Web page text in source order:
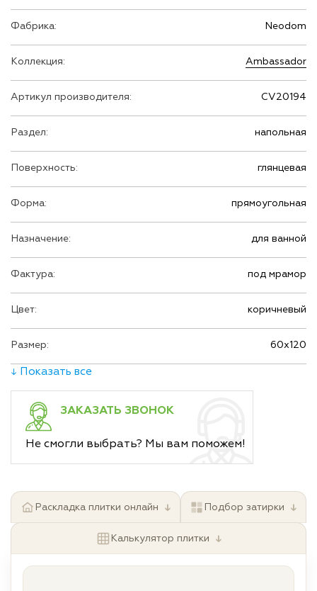
Фабрика: Neodom
Коллекция: Ambassador
Артикул производителя: CV20194
Раздел: напольная
Поверхность: глянцевая
Форма: прямоугольная
Назначение: для ванной
Фактура: под мрамор
Цвет: коричневый
Размер: 60х120
↓ Показать все
ЗАКАЗАТЬ ЗВОНОК
Не смогли выбрать? Мы вам поможем!
Раскладка плитки онлайн ↓ Подбор затирки ↓
Калькулятор плитки ↓